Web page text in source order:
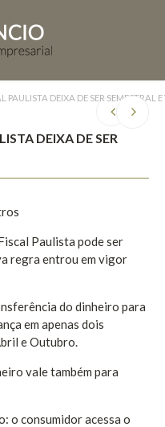
PAULISTA DEIXA DE SER SEMESTRAL
DEIXA DE SER
Paulista pode ser
regra entrou em vigor
do dinheiro para
em apenas dois
e Outubro.
vale também para
o consumidor acessa o